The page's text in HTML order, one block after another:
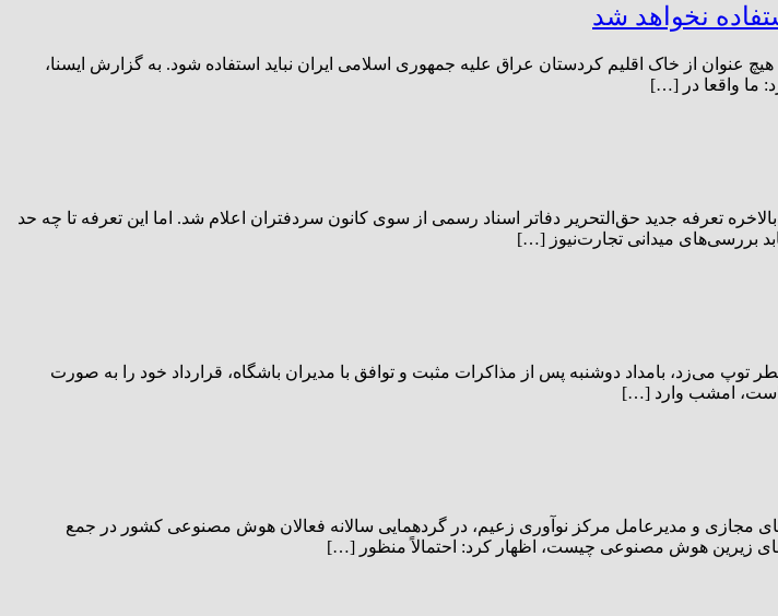
نخواهد شد
عنوان از خاک اقلیم کردستان عراق علیه جمهوری اسلامی ایران نباید استفاده شود. به گزارش ایسنا،
ما واقعا در […]
تعرفه جدید حق‌التحریر دفاتر اسناد رسمی از سوی کانون سردفتران اعلام شد. اما این تعرفه تا چه حد
بررسی‌های میدانی تجارت‌نیوز […]
فصل قبل در تیم ام‌صلال قطر توپ می‌زد، بامداد دوشنبه پس از مذاکرات مثبت و توافق با مدیران باشگاه، قرارداد خود را به صورت
است، امشب وارد […]
مجازی و مدیرعامل مرکز نوآوری زعیم، در گردهمایی سالانه فعالان هوش مصنوعی کشور در جمع
زیرین هوش مصنوعی چیست، اظهار کرد: احتمالاً منظور […]